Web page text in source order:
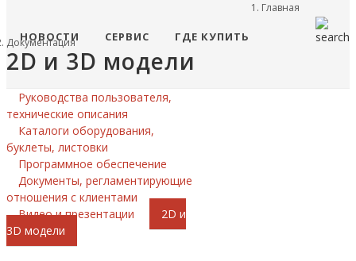
НОВОСТИ СЕРВИС ГДЕ КУПИТЬ
Главная
Документация
2D и 3D модели
Руководства пользователя,
технические описания
Каталоги оборудования,
буклеты, листовки
Программное обеспечение
Документы, регламентирующие
отношения с клиентами
Видео и презентации
2D и
3D модели